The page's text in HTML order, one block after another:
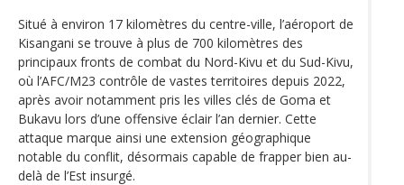
Situé à environ 17 kilomètres du centre-ville, l’aéroport de
Kisangani se trouve à plus de 700 kilomètres des
principaux fronts de combat du Nord-Kivu et du Sud-Kivu,
où l’AFC/M23 contrôle de vastes territoires depuis 2022,
après avoir notamment pris les villes clés de Goma et
Bukavu lors d’une offensive éclair l’an dernier. Cette
attaque marque ainsi une extension géographique
notable du conflit, désormais capable de frapper bien au-
delà de l’Est insurgé.